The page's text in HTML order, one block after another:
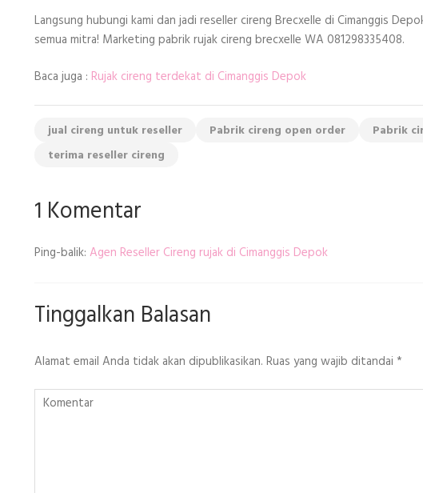
Langsung hubungi kami dan jadi reseller cireng Brecxelle di Cimanggis
semua mitra! Marketing pabrik rujak cireng brecxelle WA 081298335408.
Baca juga : Rujak cireng terdekat di Cimanggis Depok
jual cireng untuk reseller Pabrik cireng open order Pabrik
terima reseller cireng
1 Komentar
Ping-balik: Agen Reseller Cireng rujak di Cimanggis Depok
Tinggalkan Balasan
Alamat email Anda tidak akan dipublikasikan. Ruas yang wajib ditandai *
Komentar